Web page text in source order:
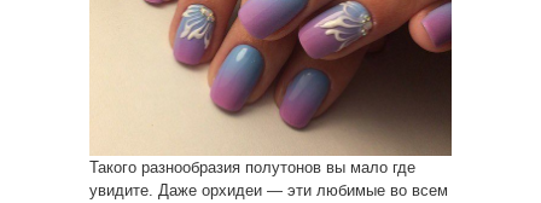
Такого разнообразия полутонов вы мало где
увидите. Даже орхидеи — эти любимые во всем